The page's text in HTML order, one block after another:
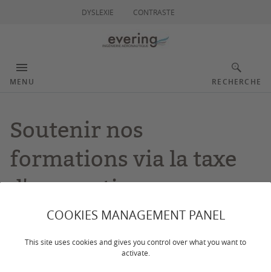
COOKIES MANAGEMENT PANEL
This site uses cookies and gives you control over what you want to
activate.
DYSLEXIE CONTRASTE
MENU RECHERCHE
Soutenir nos
formations via la taxe
d'apprentissage